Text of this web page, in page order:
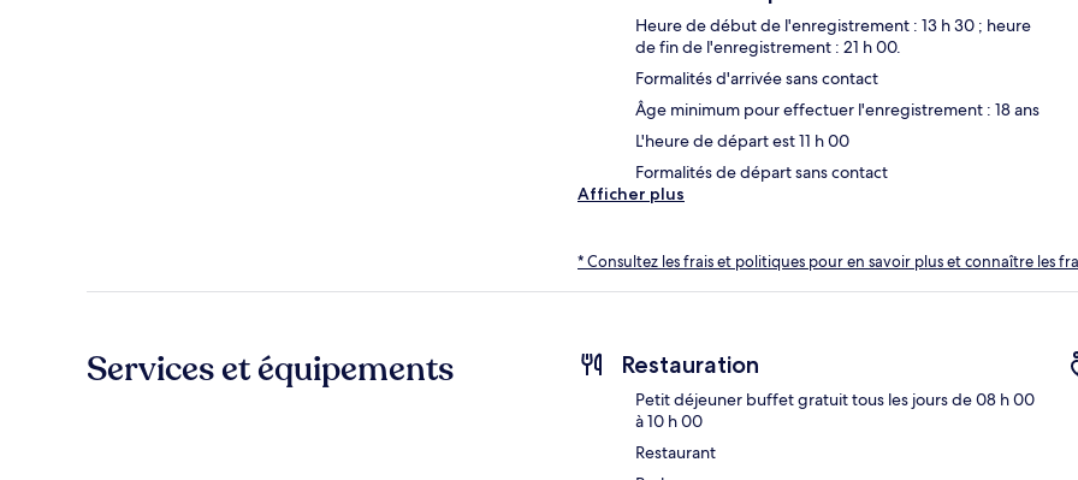
Heure de début de l'enregistrement : 13 h 30 ; heure
de fin de l'enregistrement : 21 h 00.
Formalités d'arrivée sans contact
Âge minimum pour effectuer l'enregistrement : 18 ans
L'heure de départ est 11 h 00
Formalités de départ sans contact
Afficher plus
* Consultez les frais et politiques pour en savoir plus et connaître les
Services et équipements Restauration
Petit déjeuner buffet gratuit tous les jours de 08 h 00
à 10 h 00
Restaurant